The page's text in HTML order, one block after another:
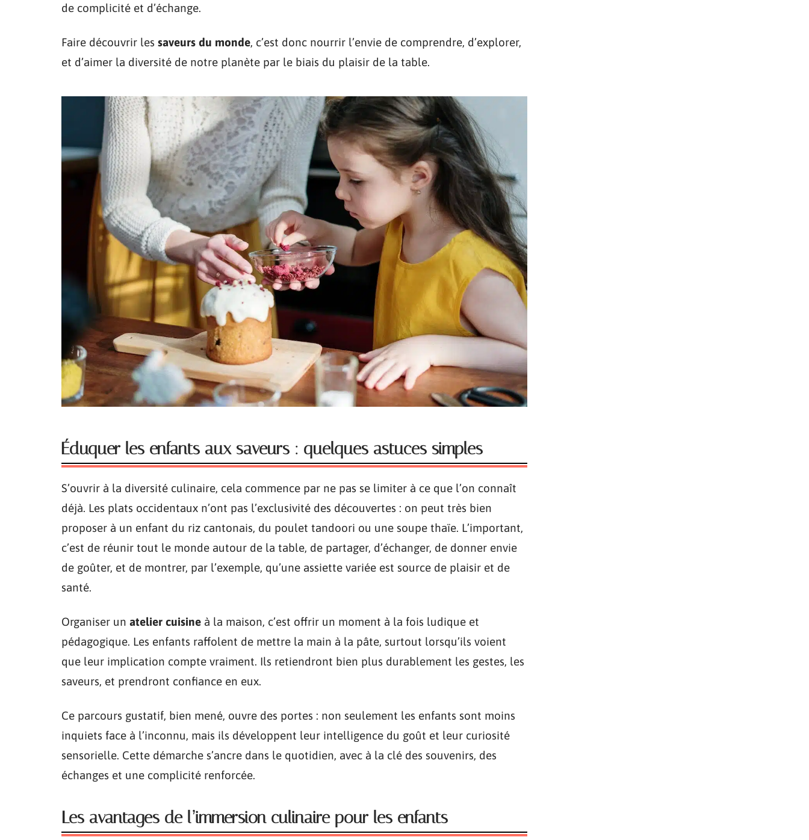
de complicité et d’échange.
Faire découvrir les saveurs du monde, c’est donc nourrir l’envie de comprendre, d’explorer,
et d’aimer la diversité de notre planète par le biais du plaisir de la table.
Éduquer les enfants aux saveurs : quelques astuces simples
S’ouvrir à la diversité culinaire, cela commence par ne pas se limiter à ce que l’on connaît
déjà. Les plats occidentaux n’ont pas l’exclusivité des découvertes : on peut très bien
proposer à un enfant du riz cantonais, du poulet tandoori ou une soupe thaïe. L’important,
c’est de réunir tout le monde autour de la table, de partager, d’échanger, de donner envie
de goûter, et de montrer, par l’exemple, qu’une assiette variée est source de plaisir et de
santé.
Organiser un atelier cuisine à la maison, c’est offrir un moment à la fois ludique et
pédagogique. Les enfants raffolent de mettre la main à la pâte, surtout lorsqu’ils voient
que leur implication compte vraiment. Ils retiendront bien plus durablement les gestes, les
saveurs, et prendront confiance en eux.
Ce parcours gustatif, bien mené, ouvre des portes : non seulement les enfants sont moins
inquiets face à l’inconnu, mais ils développent leur intelligence du goût et leur curiosité
sensorielle. Cette démarche s’ancre dans le quotidien, avec à la clé des souvenirs, des
échanges et une complicité renforcée.
Les avantages de l’immersion culinaire pour les enfants